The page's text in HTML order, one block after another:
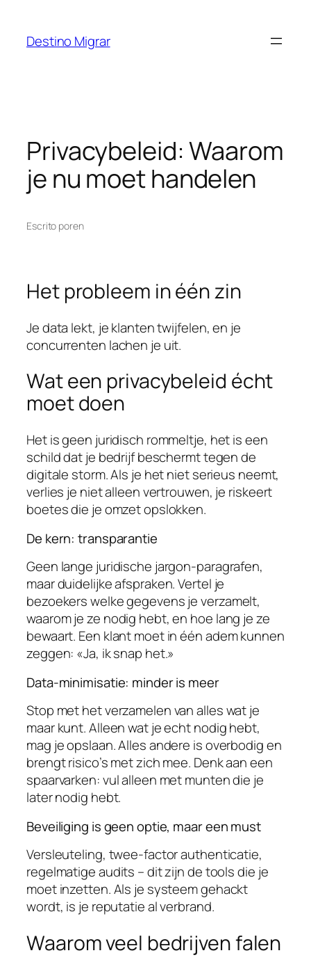
contenido
Destino Migrar
Privacybeleid: Waarom
je nu moet handelen
Escrito poren
Het probleem in één zin
Je data lekt, je klanten twijfelen, en je
concurrenten lachen je uit.
Wat een privacybeleid écht
moet doen
Het is geen juridisch rommeltje, het is een
schild dat je bedrijf beschermt tegen de
digitale storm. Als je het niet serieus neemt,
verlies je niet alleen vertrouwen, je riskeert
boetes die je omzet opslokken.
De kern: transparantie
Geen lange juridische jargon-paragrafen,
maar duidelijke afspraken. Vertel je
bezoekers welke gegevens je verzamelt,
waarom je ze nodig hebt, en hoe lang je ze
bewaart. Een klant moet in één adem kunnen
zeggen: «Ja, ik snap het.»
Data-minimisatie: minder is meer
Stop met het verzamelen van alles wat je
maar kunt. Alleen wat je echt nodig hebt,
mag je opslaan. Alles andere is overbodig en
brengt risico’s met zich mee. Denk aan een
spaarvarken: vul alleen met munten die je
later nodig hebt.
Beveiliging is geen optie, maar een must
Versleuteling, twee-factor authenticatie,
regelmatige audits – dit zijn de tools die je
moet inzetten. Als je systeem gehackt
wordt, is je reputatie al verbrand.
Waarom veel bedrijven falen